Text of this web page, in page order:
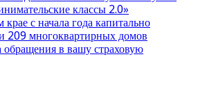
классы 2.0»
с начала года капитально
209 многоквартирных домов
в вашу страховую